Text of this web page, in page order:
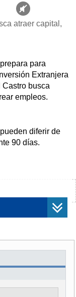
atraer capital,
para
Extranjera
busca
empleos.
diferir de
90 días.
autoridades
de tiempo hasta
y Consejo